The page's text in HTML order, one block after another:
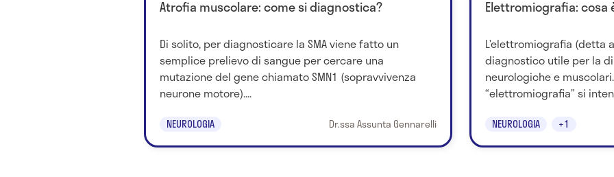
Atrofia muscolare: come si diagnostica?
Di solito, per diagnosticare la SMA viene fatto un
semplice prelievo di sangue per cercare una
mutazione del gene chiamato SMN1 (sopravvivenza
neurone motore)....
NEUROLOGIA Dr.ssa Assunta Gennarelli
Elettromiografia: cosa
L’elettromiografia (detta
diagnostico utile per la
neurologiche e
“elettromiografia” si
NEUROLOGIA +1